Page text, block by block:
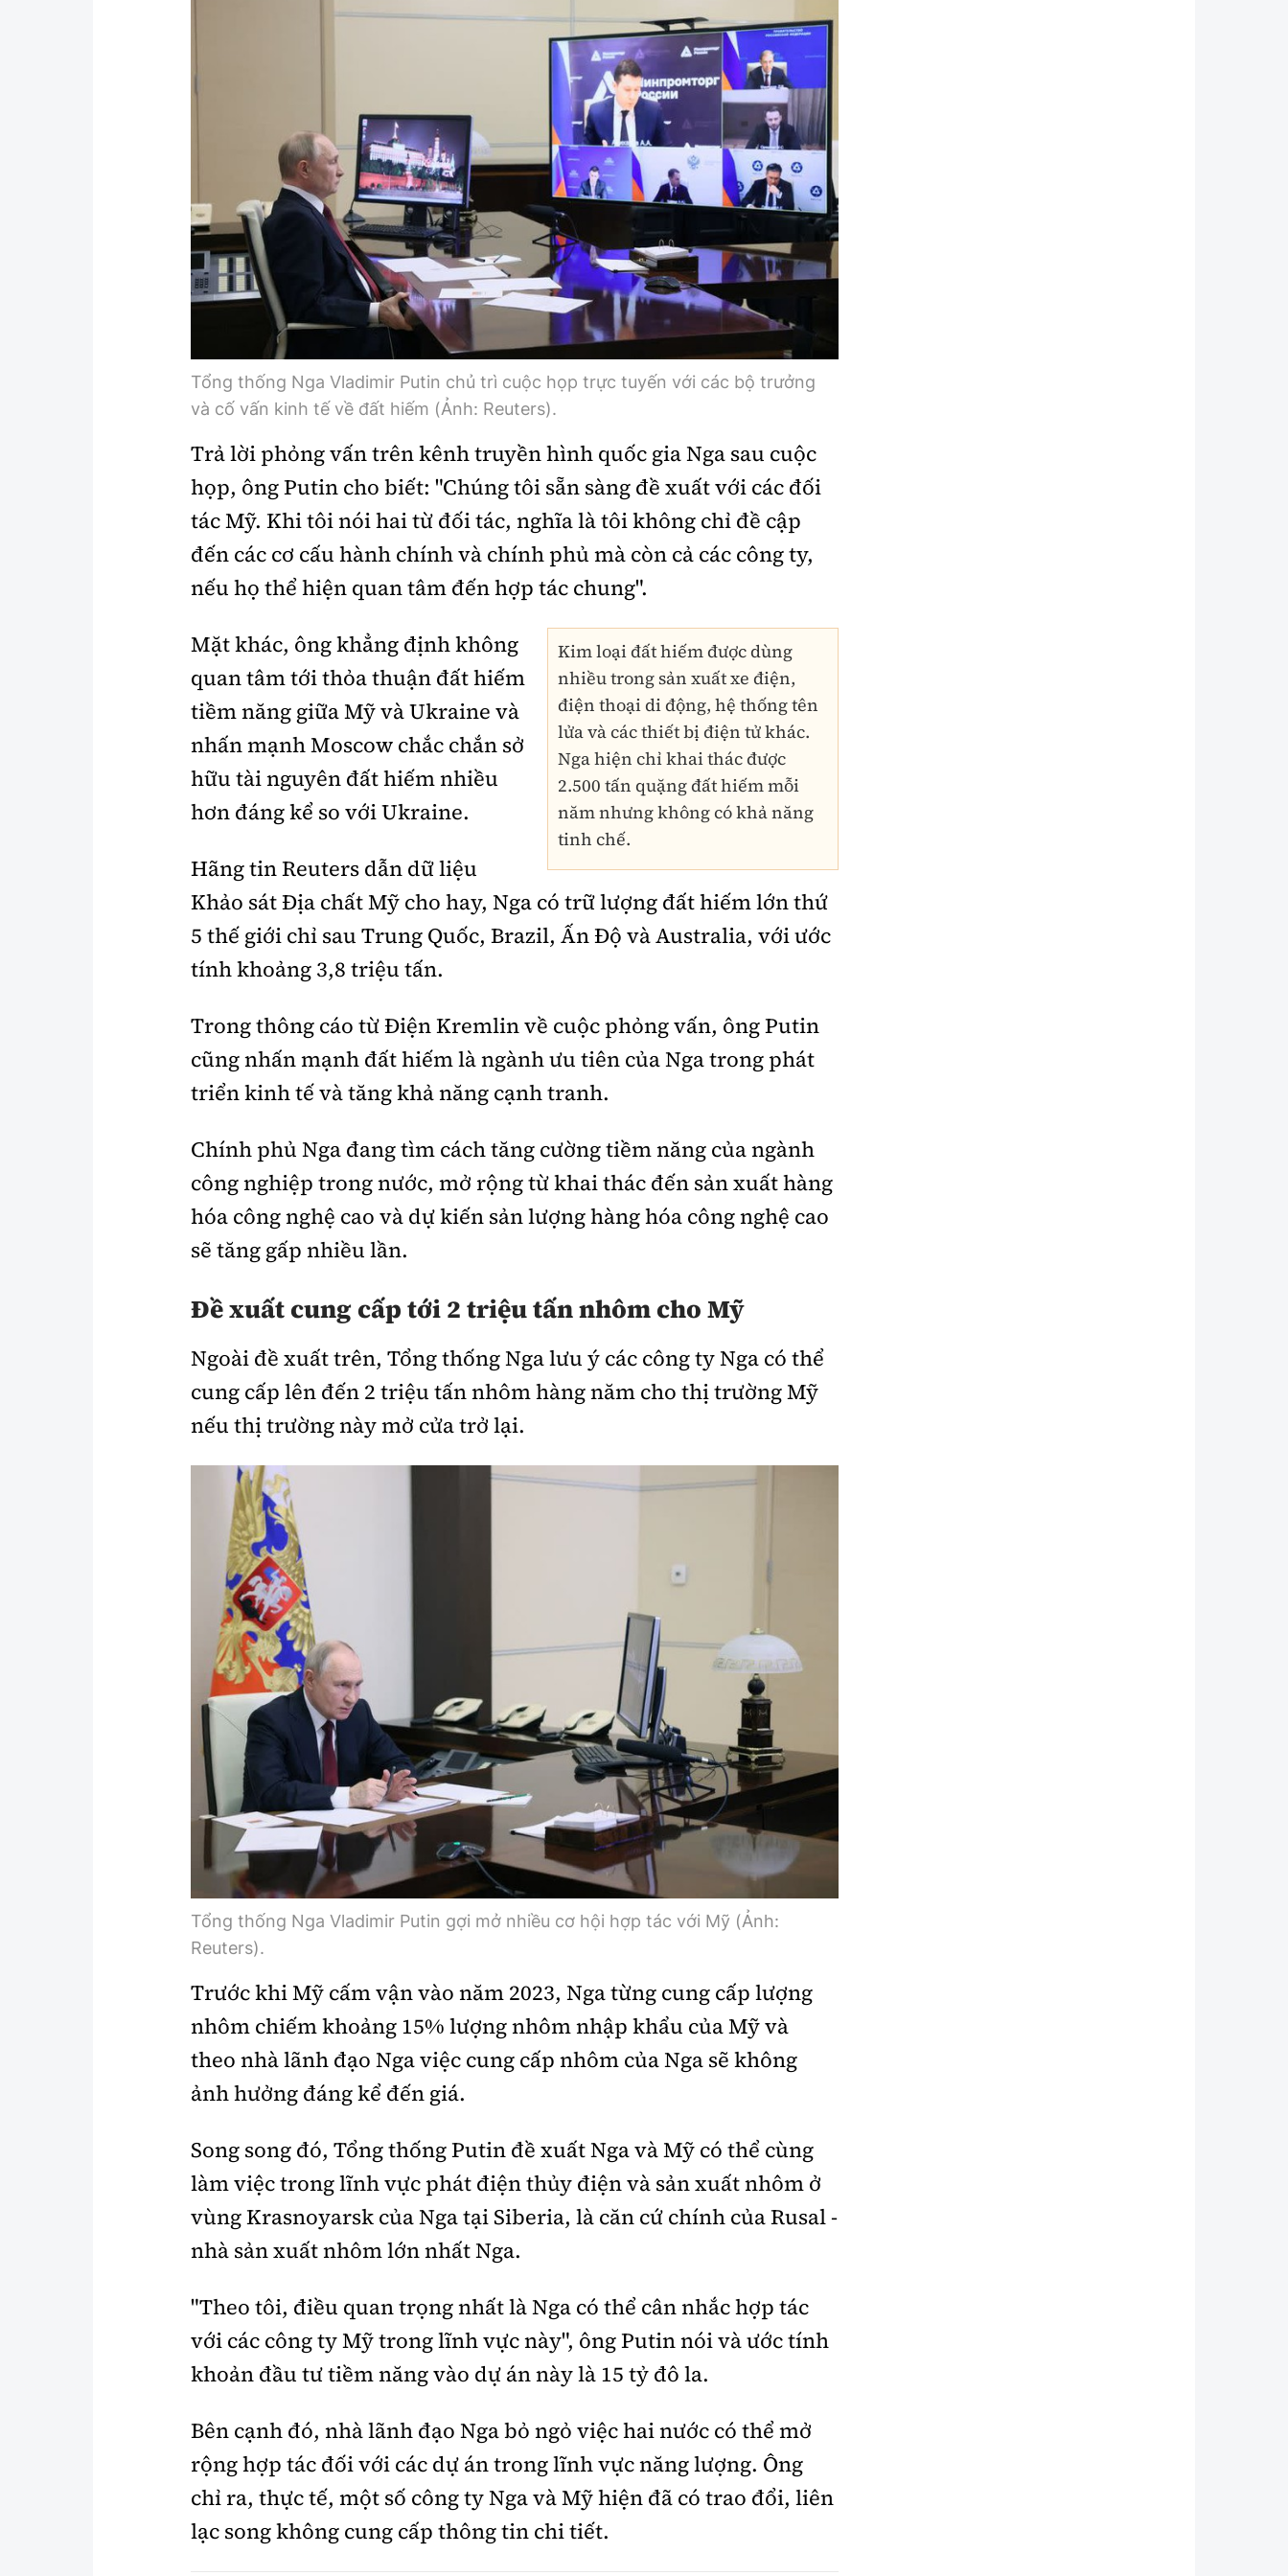
Âm nhạc
Bình luận
Hậu trường sao
360 độ thể thao
Sản phẩm mới
AI
Tư vấn
Hồ sơ tài liệu
Thế giới giao thông
Thế giới xây dựng
Đi ++
Du lịch
Khám phá
Lối sống
Ẩm thực
Video
Thời sự
Khám phá
Camera giao thông
Câu chuyện giao thông
Lăng kính xây dựng
Giải trí - Thể thao
Tổng thống Nga Vladimir Putin chủ trì cuộc họp trực tuyến với các bộ trưởng
và cố vấn kinh tế về đất hiếm (Ảnh: Reuters).
Trả lời phỏng vấn trên kênh truyền hình quốc gia Nga sau cuộc
họp, ông Putin cho biết: "Chúng tôi sẵn sàng đề xuất với các đối
tác Mỹ. Khi tôi nói hai từ đối tác, nghĩa là tôi không chỉ đề cập
đến các cơ cấu hành chính và chính phủ mà còn cả các công ty,
nếu họ thể hiện quan tâm đến hợp tác chung".
Kim loại đất hiếm được dùng
nhiều trong sản xuất xe điện,
điện thoại di động, hệ thống tên
lửa và các thiết bị điện tử khác.
Nga hiện chỉ khai thác được
2.500 tấn quặng đất hiếm mỗi
năm nhưng không có khả năng
tinh chế.
Mặt khác, ông khẳng định không
quan tâm tới thỏa thuận đất hiếm
tiềm năng giữa Mỹ và Ukraine và
nhấn mạnh Moscow chắc chắn sở
hữu tài nguyên đất hiếm nhiều
hơn đáng kể so với Ukraine.
Hãng tin Reuters dẫn dữ liệu
Khảo sát Địa chất Mỹ cho hay, Nga có trữ lượng đất hiếm lớn thứ
5 thế giới chỉ sau Trung Quốc, Brazil, Ấn Độ và Australia, với ước
tính khoảng 3,8 triệu tấn.
Trong thông cáo từ Điện Kremlin về cuộc phỏng vấn, ông Putin
cũng nhấn mạnh đất hiếm là ngành ưu tiên của Nga trong phát
triển kinh tế và tăng khả năng cạnh tranh.
Chính phủ Nga đang tìm cách tăng cường tiềm năng của ngành
công nghiệp trong nước, mở rộng từ khai thác đến sản xuất hàng
hóa công nghệ cao và dự kiến sản lượng hàng hóa công nghệ cao
sẽ tăng gấp nhiều lần.
Đề xuất cung cấp tới 2 triệu tấn nhôm cho Mỹ
Ngoài đề xuất trên, Tổng thống Nga lưu ý các công ty Nga có thể
cung cấp lên đến 2 triệu tấn nhôm hàng năm cho thị trường Mỹ
nếu thị trường này mở cửa trở lại.
Tổng thống Nga Vladimir Putin gợi mở nhiều cơ hội hợp tác với Mỹ (Ảnh:
Reuters).
Trước khi Mỹ cấm vận vào năm 2023, Nga từng cung cấp lượng
nhôm chiếm khoảng 15% lượng nhôm nhập khẩu của Mỹ và
theo nhà lãnh đạo Nga việc cung cấp nhôm của Nga sẽ không
ảnh hưởng đáng kể đến giá.
Song song đó, Tổng thống Putin đề xuất Nga và Mỹ có thể cùng
làm việc trong lĩnh vực phát điện thủy điện và sản xuất nhôm ở
vùng Krasnoyarsk của Nga tại Siberia, là căn cứ chính của Rusal -
nhà sản xuất nhôm lớn nhất Nga.
"Theo tôi, điều quan trọng nhất là Nga có thể cân nhắc hợp tác
với các công ty Mỹ trong lĩnh vực này", ông Putin nói và ước tính
khoản đầu tư tiềm năng vào dự án này là 15 tỷ đô la.
Bên cạnh đó, nhà lãnh đạo Nga bỏ ngỏ việc hai nước có thể mở
rộng hợp tác đối với các dự án trong lĩnh vực năng lượng. Ông
chỉ ra, thực tế, một số công ty Nga và Mỹ hiện đã có trao đổi, liên
lạc song không cung cấp thông tin chi tiết.